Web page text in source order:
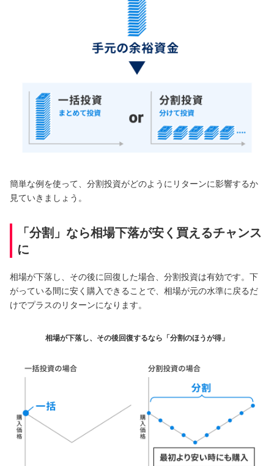
NBセンター
サービスのご案内
（電子債権をご利用のお客さま向け）
サービスのご案内
簡単な例を使って、分割投資がどのようにリターンに影響するか
見ていきましょう。
「分割」なら相場下落が安く買えるチャンス
に
相場が下落し、その後に回復した場合、分割投資は有効です。下
がっている間に安く購入できることで、相場が元の水準に戻るだ
けでプラスのリターンになります。
相場が下落し、その後回復するなら「分割のほうが得」